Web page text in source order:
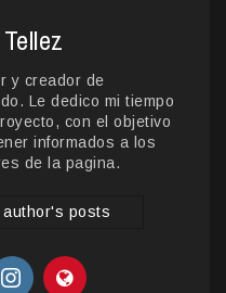
y creador de
Le dedico mi tiempo
con el objetivo
informados a los
de la pagina.
author's posts